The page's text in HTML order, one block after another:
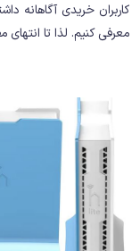
کاربران خریدی آگاهانه
معرفی کنیم. لذا تا انتهای